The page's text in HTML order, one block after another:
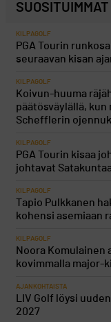
SUOSITUIMMAT
KILPAGOLF
PGA Tourin
seuraavan kisan
KILPAGOLF
Koivun-huuma
päätösväylällä,
Schefflerin
KILPAGOLF
PGA Tourin kisaa
johtavat
KILPAGOLF
Tapio Pulkkanen
kohensi asemiaan
KILPAGOLF
Noora Komulainen
kovimmalla major-
AJANKOHTAISTA
LIV Golf löysi
2027